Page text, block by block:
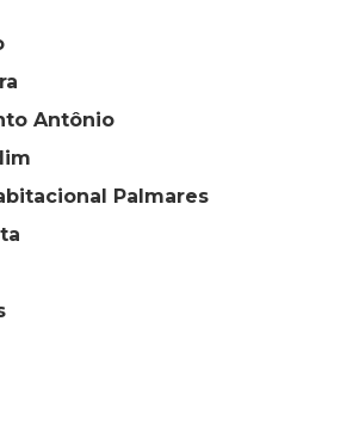
Antônio
Palmares